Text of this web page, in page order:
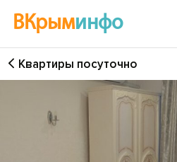
ВКрыминфо
Войти
История просмотра
Квартиры посуточно